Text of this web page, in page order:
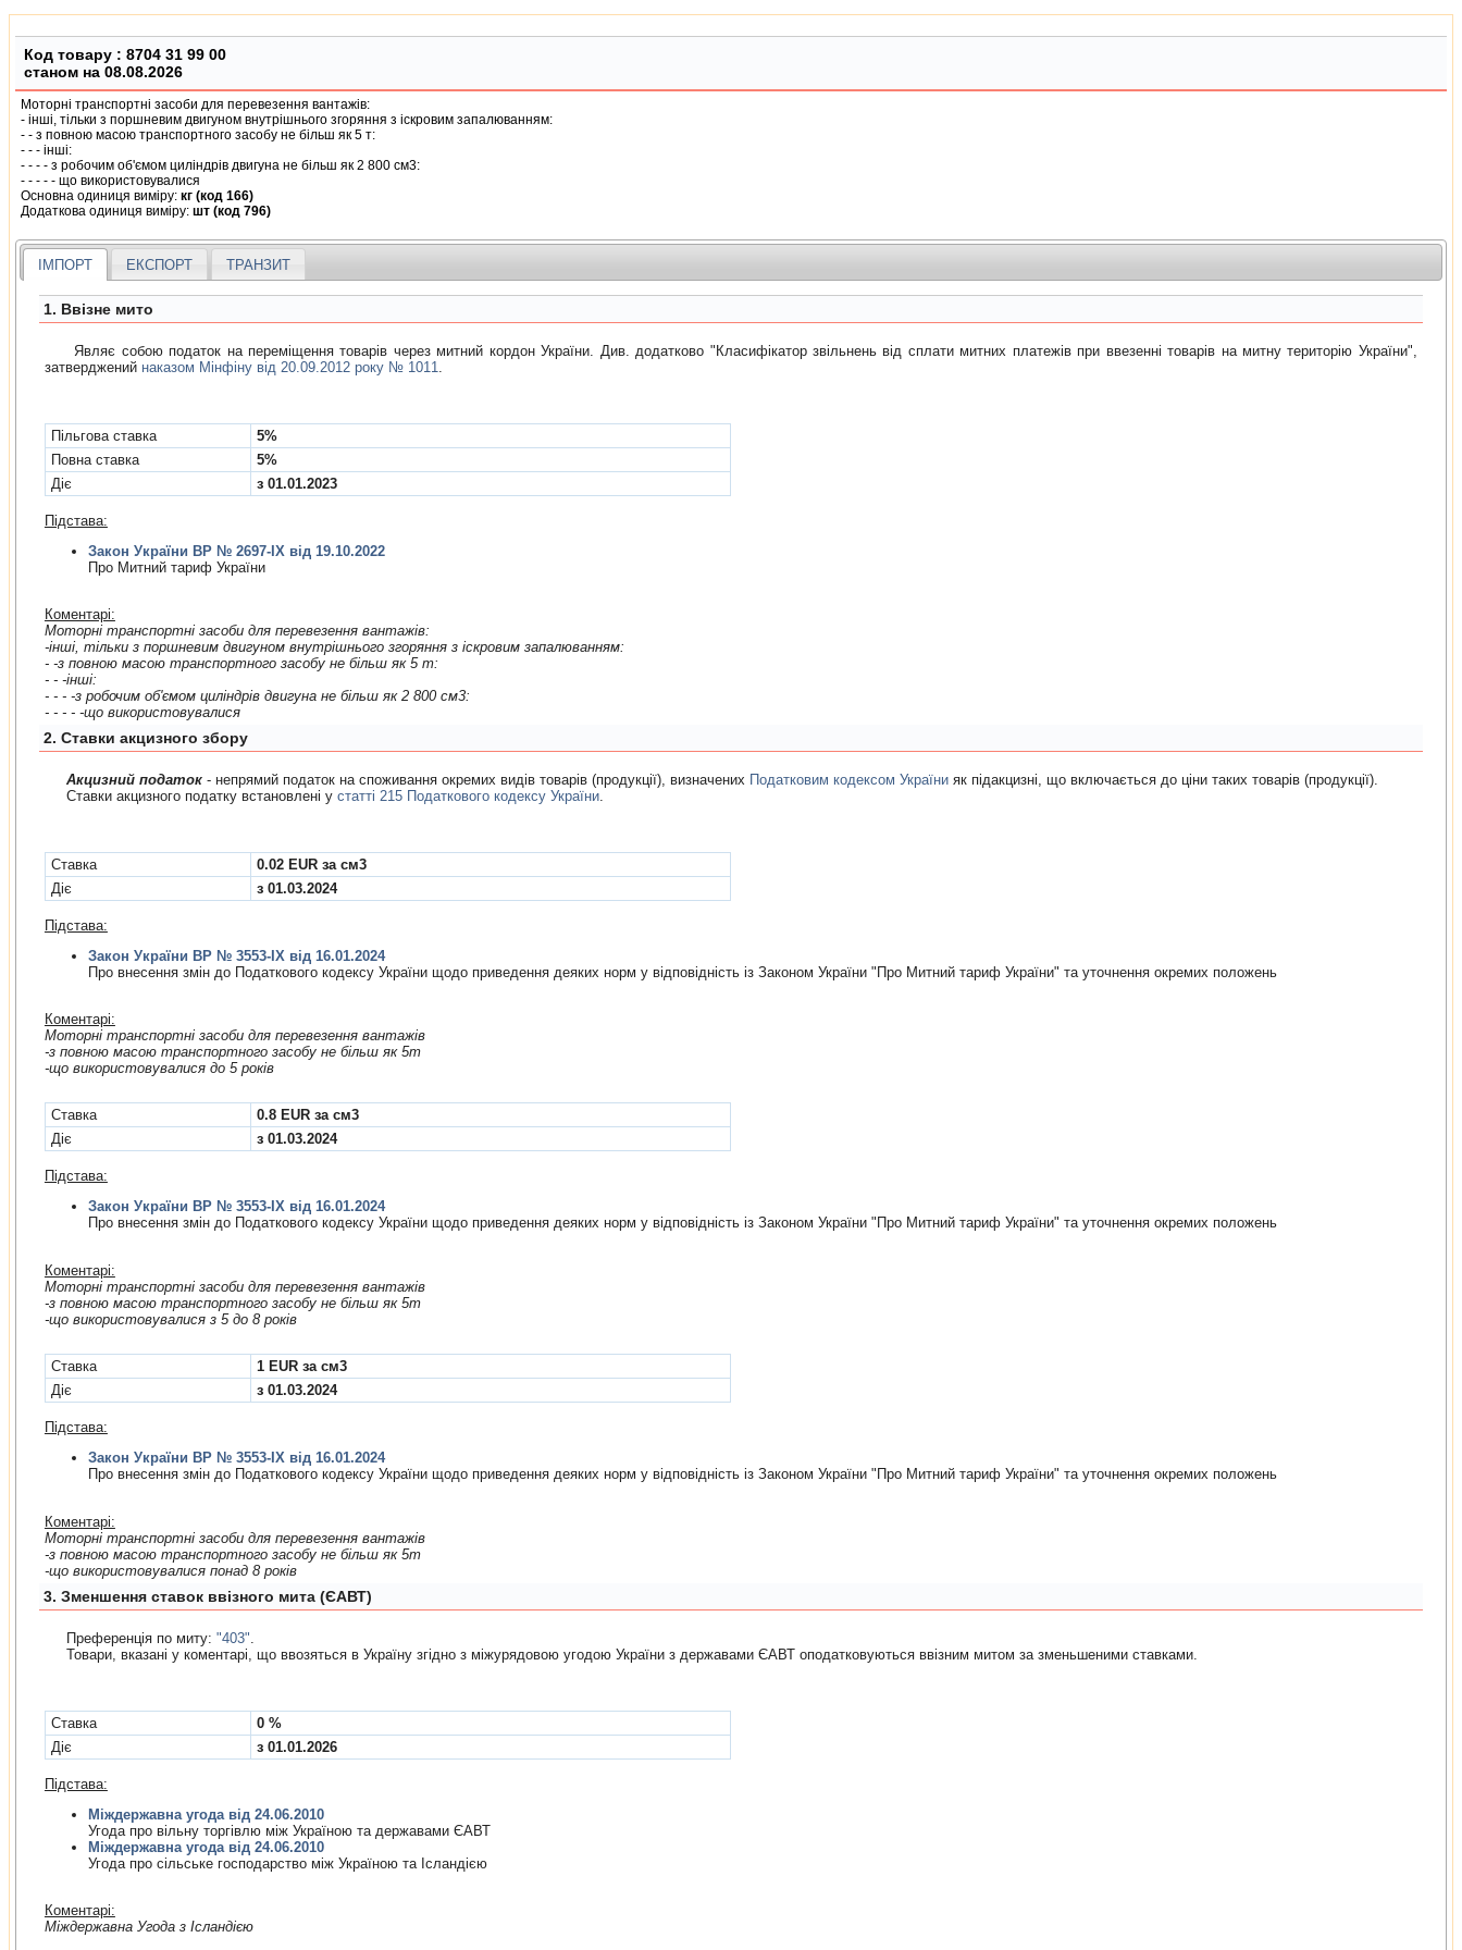
Код товару : 8704 31 99 00
станом на 08.08.2026
Моторнi транспортнi засоби для перевезення вантажiв:
- iншi, тiльки з поршневим двигуном внутрiшнього згоряння з iскровим запалюванням:
- - з повною масою транспортного засобу не бiльш як 5 т:
- - - iншi:
- - - - з робочим об'ємом цилiндрiв двигуна не бiльш як 2 800 см3:
- - - - - що використовувалися
Основна одиниця виміру: кг (код 166)
Додаткова одиниця виміру: шт (код 796)
ІМПОРТ ЕКСПОРТ ТРАНЗИТ
1. Ввізне мито
Являє собою податок на переміщення товарів через митний кордон України. Див. додатково "Класифiкатор звiльнень вiд сплати митних платежiв при ввезеннi товарiв на митну територiю України",
затверджений наказом Мінфіну від 20.09.2012 року № 1011.
Пільгова ставка
5%
Повна ставка
5%
Діє
з 01.01.2023
Підстава:
Закон України ВР № 2697-IX від 19.10.2022
Про Митний тариф України
Коментарі:
Моторнi транспортнi засоби для перевезення вантажiв:
-iншi, тiльки з поршневим двигуном внутрiшнього згоряння з iскровим запалюванням:
- -з повною масою транспортного засобу не бiльш як 5 т:
- - -iншi:
- - - -з робочим об'ємом цилiндрiв двигуна не бiльш як 2 800 см3:
- - - - -що використовувалися
2. Cтавки акцизного збору
Акцизний податок- непрямий податок на споживання окремих видiв товарiв (продукцiї), визначених Податковим кодексом Українияк пiдакцизнi, що включається до цiни таких товарiв (продукцiї).
Ставки акцизного податку встановлені у статті 215 Податкового кодексу України.
Cтавка
0.02 EUR за см3
Діє
з 01.03.2024
Підстава:
Закон України ВР № 3553-IX від 16.01.2024
Про внесення змiн до Податкового кодексу України щодо приведення деяких норм у вiдповiднiсть iз Законом України "Про Митний тариф України" та уточнення окремих положень
Коментарі:
Моторні транспортні засоби для перевезення вантажів
-з повною масою транспортного засобу не більш як 5т
-що використовувалися до 5 років
Cтавка
0.8 EUR за см3
Діє
з 01.03.2024
Підстава:
Закон України ВР № 3553-IX від 16.01.2024
Про внесення змiн до Податкового кодексу України щодо приведення деяких норм у вiдповiднiсть iз Законом України "Про Митний тариф України" та уточнення окремих положень
Коментарі:
Моторні транспортні засоби для перевезення вантажів
-з повною масою транспортного засобу не більш як 5т
-що використовувалися з 5 до 8 років
Cтавка
1 EUR за см3
Діє
з 01.03.2024
Підстава:
Закон України ВР № 3553-IX від 16.01.2024
Про внесення змiн до Податкового кодексу України щодо приведення деяких норм у вiдповiднiсть iз Законом України "Про Митний тариф України" та уточнення окремих положень
Коментарі:
Моторні транспортні засоби для перевезення вантажів
-з повною масою транспортного засобу не більш як 5т
-що використовувалися понад 8 років
3. Зменшення ставок ввізного мита (ЄАВТ)
Преференція по миту: "403".
Товари, вказані у коментарі, що ввозяться в Україну згiдно з мiжурядовою угодою України з державами ЄАВТ оподатковуються ввізним митом за зменьшеними ставками.
Cтавка
0 %
Діє
з 01.01.2026
Підстава:
Міждержавна угода від 24.06.2010
Угода про вiльну торгiвлю мiж Україною та державами ЄАВТ
Міждержавна угода від 24.06.2010
Угода про сiльське господарство мiж Україною та Iсландiєю
Коментарі:
Мiждержавна Угода з Ісландією